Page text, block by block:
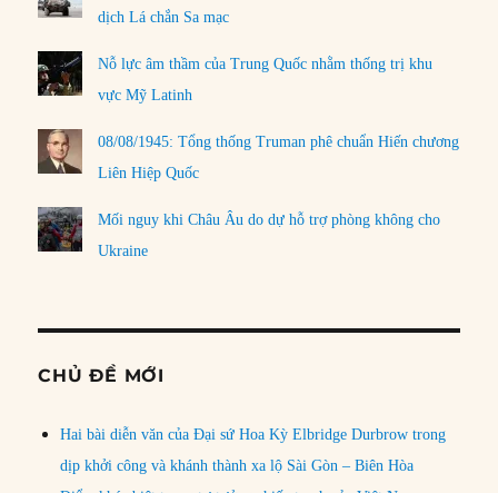
dịch Lá chắn Sa mạc
Nỗ lực âm thầm của Trung Quốc nhằm thống trị khu
vực Mỹ Latinh
08/08/1945: Tổng thống Truman phê chuẩn Hiến chương
Liên Hiệp Quốc
Mối nguy khi Châu Âu do dự hỗ trợ phòng không cho
Ukraine
CHỦ ĐỀ MỚI
Hai bài diễn văn của Đại sứ Hoa Kỳ Elbridge Durbrow trong
dịp khởi công và khánh thành xa lộ Sài Gòn – Biên Hòa